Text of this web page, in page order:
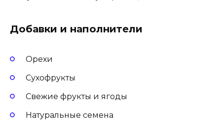
Добавки и наполнители
Орехи
Сухофрукты
Свежие фрукты и ягоды
Натуральные семена